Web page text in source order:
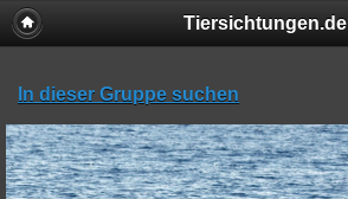
Tiersichtungen.de
In dieser Gruppe suchen